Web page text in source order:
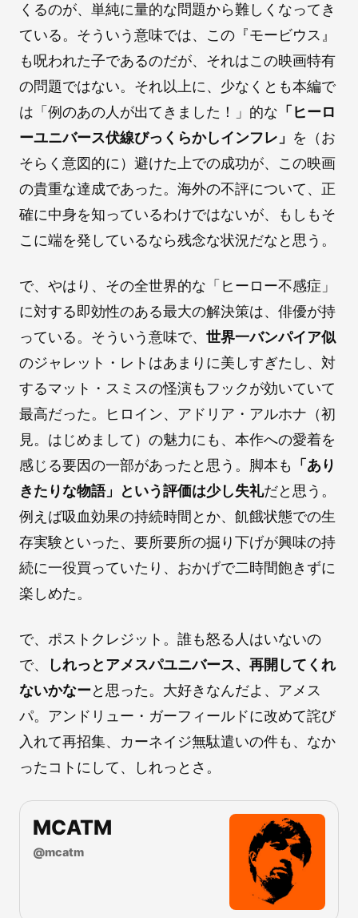
くるのが、単純に量的な問題から難しくなってき
ている。そういう意味では、この『モービウス』
も呪われた子であるのだが、それはこの映画特有
の問題ではない。それ以上に、少なくとも本編で
は「例のあの人が出てきました！」的な 「ヒーロ
ーユニバース伏線びっくらかしインフレ」 を（お
そらく意図的に）避けた上での成功が、この映画
の貴重な達成であった。海外の不評について、正
確に中身を知っているわけではないが、もしもそ
こに端を発しているなら残念な状況だなと思う。
で、やはり、その全世界的な「ヒーロー不感症」
に対する即効性のある最大の解決策は、俳優が持
っている。そういう意味で、 世界一バンパイア似
のジャレット・レトはあまりに美しすぎたし、対
するマット・スミスの怪演もフックが効いていて
最高だった。ヒロイン、アドリア・アルホナ（初
見。はじめまして）の魅力にも、本作への愛着を
感じる要因の一部があったと思う。脚本も
「あり
きたりな物語」という評価は少し失礼だと思う。
例えば吸血効果の持続時間とか、飢餓状態での生
存実験といった、要所要所の掘り下げが興味の持
続に一役買っていたり、おかげで二時間飽きずに
楽しめた。
で、ポストクレジット。誰も怒る人はいないの
で、
しれっとアメスパユニバース、再開してくれ
ないかなーと思った。大好きなんだよ、アメス
パ。アンドリュー・ガーフィールドに改めて詫び
入れて再招集、カーネイジ無駄遣いの件も、なか
ったコトにして、しれっとさ。
MCATM
@mcatm